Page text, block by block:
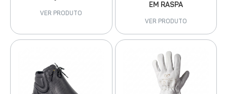
VER PRODUTO
EM RASPA
VER PRODUTO